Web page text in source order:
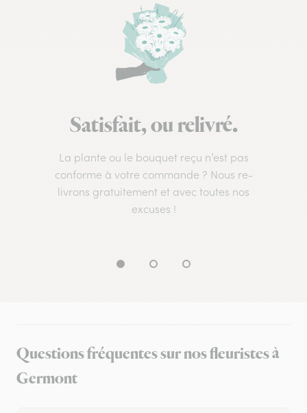
Satisfait, ou relivré.
La plante ou le bouquet reçu n’est pas
conforme à votre commande ? Nous re-
livrons gratuitement et avec toutes nos
excuses !
Questions fréquentes sur nos fleuristes à
Germont